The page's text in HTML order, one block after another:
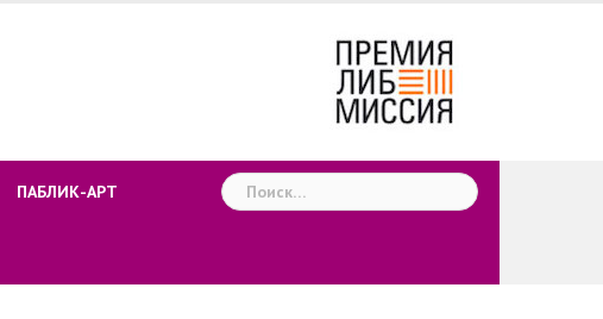
ПАБЛИК-АРТ Найти: